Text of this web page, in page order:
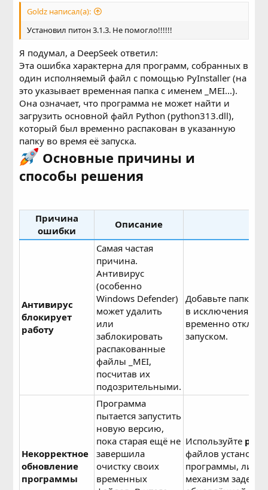
Goldz написал(а):
Установил питон 3.1.3. Не помогло!!!!!!
Я подумал, а DeepSeek ответил:
Эта ошибка характерна для программ, собранных в
один исполняемый файл с помощью PyInstaller (на
это указывает временная папка с именем _MEI...).
Она означает, что программа не может найти и
загрузить основной файл Python (python313.dll),
который был временно распакован в указанную
папку во время её запуска.
Основные причины и
способы решения
Причина
ошибки
Описание
Антивирус
блокирует
работу
Самая частая
причина.
Антивирус
(особенно
Windows Defender)
может удалить
или
заблокировать
распакованные
файлы _MEI,
посчитав их
подозрительными.
Добавьте папку
в исключения
временно
запуском.
Некорректное
обновление
программы
Программа
пытается запустить
новую версию,
пока старая ещё не
завершила
очистку своих
временных
Используйте
файлов
программы, либо
механизм